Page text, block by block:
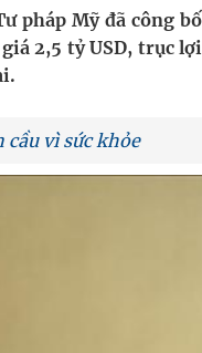
thêm tiền của người
vì tiến triển quá âm thầm
được diễn ra tại Lễ hội
các nhiệm vụ trong
vọng mới trong phòng
pháp Mỹ đã công
2,5 tỷ USD, trục
cầu vì sức khỏe